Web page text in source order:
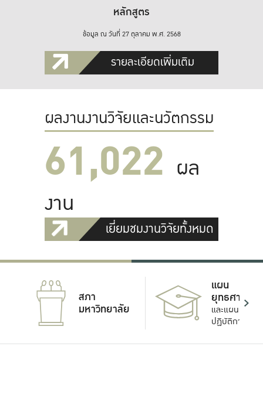
หลักสูตร
ข้อมูล ณ วันที่ 27 ตุลาคม พ.ศ. 2568
รายละเอียดเพิ่มเติม
ผลงานงานวิจัยและนวัตกรรม
61,022 ผล
งาน
เยี่ยมชมงานวิจัยทั้งหมด
สภา
มหาวิทยาลัย
แผน
ยุทธศาสตร์
และแผน
ปฏิบัติการ